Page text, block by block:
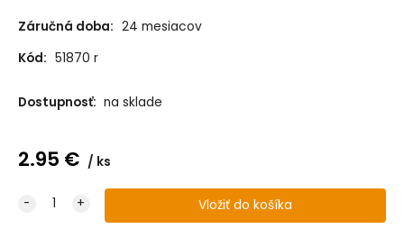
Záručná doba: 24 mesiacov
Kód: 51870 r
Dostupnosť: na sklade
2.95 € ks